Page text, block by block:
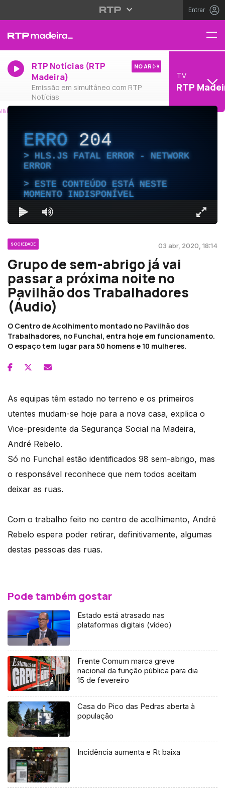
Entrar
RTP Notícias (RTP
Madeira)
Emissão em simultâneo com RTP
Notícias
NO AR
TV
RTP
ERRO204
HLS.JS FATAL ERROR - NETWORK
ERROR
ESTE CONTEÚDO ESTÁ NESTE
MOMENTO INDISPONÍVEL
SOCIEDADE 03 abr, 2020, 18:14
Grupo de sem-abrigo já vai
passar a próxima noite no
Pavilhão dos Trabalhadores
(Áudio)
O Centro de Acolhimento montado no Pavilhão dos
Trabalhadores, no Funchal, entra hoje em funcionamento.
O espaço tem lugar para 50 homens e 10 mulheres.
As equipas têm estado no terreno e os primeiros
utentes mudam-se hoje para a nova casa, explica o
Vice-presidente da Segurança Social na Madeira,
André Rebelo.
Só no Funchal estão identificados 98 sem-abrigo, mas
o responsável reconhece que nem todos aceitam
deixar as ruas.
Com o trabalho feito no centro de acolhimento, André
Rebelo espera poder retirar, definitivamente, algumas
destas pessoas das ruas.
Pode também gostar
Estado está atrasado nas
plataformas digitais (vídeo)
Frente Comum marca greve
nacional da função pública para dia
15 de fevereiro
Casa do Pico das Pedras aberta à
população
Incidência aumenta e Rt baixa